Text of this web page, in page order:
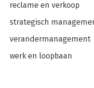
reclame en verkoop
strategisch
verandermanagement
werk en loopbaan